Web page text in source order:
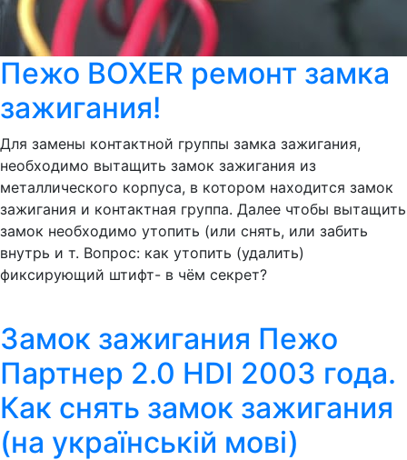
Пежо BOXER ремонт замка
зажигания!
Для замены контактной группы замка зажигания,
необходимо вытащить замок зажигания из
металлического корпуса, в котором находится замок
зажигания и контактная группа. Далее чтобы вытащить
замок необходимо утопить (или снять, или забить
внутрь и т. Вопрос: как утопить (удалить)
фиксирующий штифт- в чём секрет?
Замок зажигания Пежо
Партнер 2.0 HDI 2003 года.
Как снять замок зажигания
(на українській мові)